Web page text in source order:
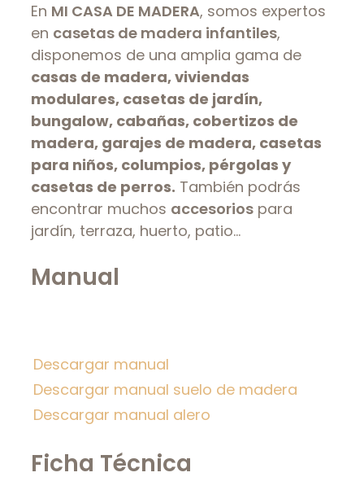
En MI CASA DE MADERA, somos expertos
en casetas de madera infantiles,
disponemos de una amplia gama de
casas de madera, viviendas
modulares, casetas de jardín,
bungalow, cabañas, cobertizos de
madera, garajes de madera, casetas
para niños, columpios, pérgolas y
casetas de perros. También podrás
encontrar muchos accesorios para
jardín, terraza, huerto, patio…
Manual
Descargar manual
Descargar manual suelo de madera
Descargar manual alero
Ficha Técnica